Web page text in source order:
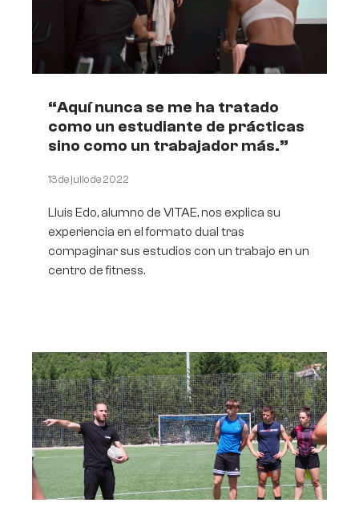
“Aquí nunca se me ha tratado
como un estudiante de prácticas
sino como un trabajador más.”
13 de julio de 2022
Lluis Edo, alumno de VITAE, nos explica su
experiencia en el formato dual tras
compaginar sus estudios con un trabajo en un
centro de fitness.